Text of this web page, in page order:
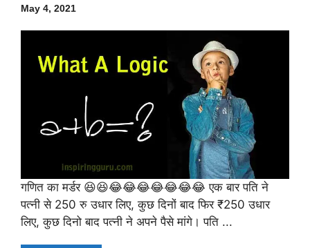
May 4, 2021
गणित का मर्डर 😆😆😂😂😂😂😂😂😂 एक बार पति ने
पत्नी से 250 रु उधार लिए, कुछ दिनों बाद फिर ₹250 उधार
लिए, कुछ दिनो बाद पत्नी ने अपने पैसे मांगे। पति ...